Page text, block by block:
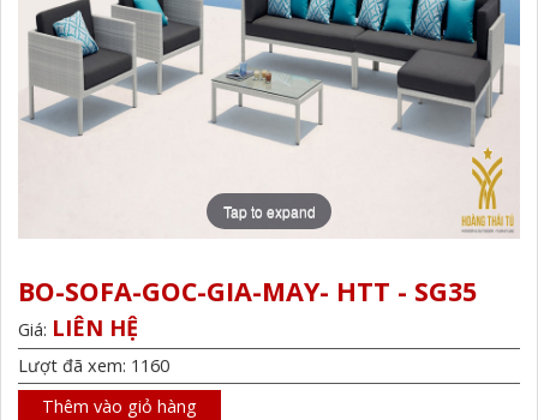
Tap to expand
BO-SOFA-GOC-GIA-MAY- HTT - SG35
Giá: LIÊN HỆ
Lượt đã xem: 1160
Thêm vào giỏ hàng